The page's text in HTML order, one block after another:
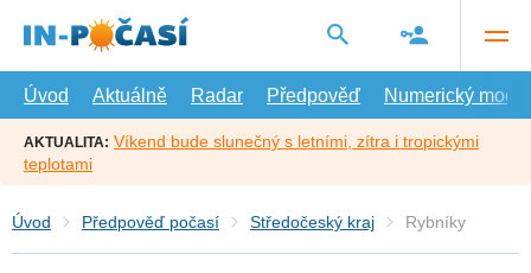
hlavní
Úvod
Aktuálně Radar Předpověď Numerický model
AKTUALITA: Víkend bude slunečný s letními, zítra i tropickými
teplotami
Úvod Předpověď počasí Středočeský kraj Rybníky